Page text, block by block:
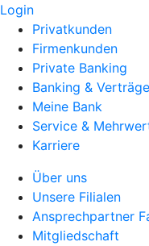
Login
Privatkunden
Firmenkunden
Private Banking
Banking & Verträge
Meine Bank
Service &
Karriere
Über uns
Unsere Filialen
Ansprechpartner
Mitgliedschaft